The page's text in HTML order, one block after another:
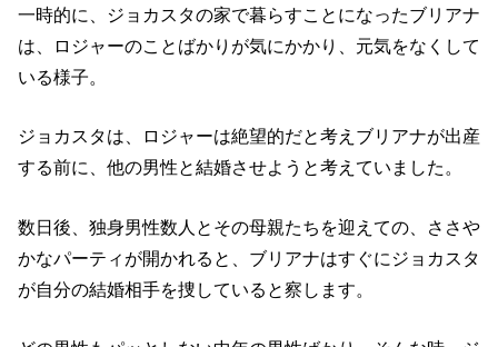
一時的に、ジョカスタの家で暮らすことになったブリアナ
は、ロジャーのことばかりが気にかかり、元気をなくして
いる様子。
ジョカスタは、ロジャーは絶望的だと考えブリアナが出産
する前に、他の男性と結婚させようと考えていました。
数日後、独身男性数人とその母親たちを迎えての、ささや
かなパーティが開かれると、ブリアナはすぐにジョカスタ
が自分の結婚相手を捜していると察します。